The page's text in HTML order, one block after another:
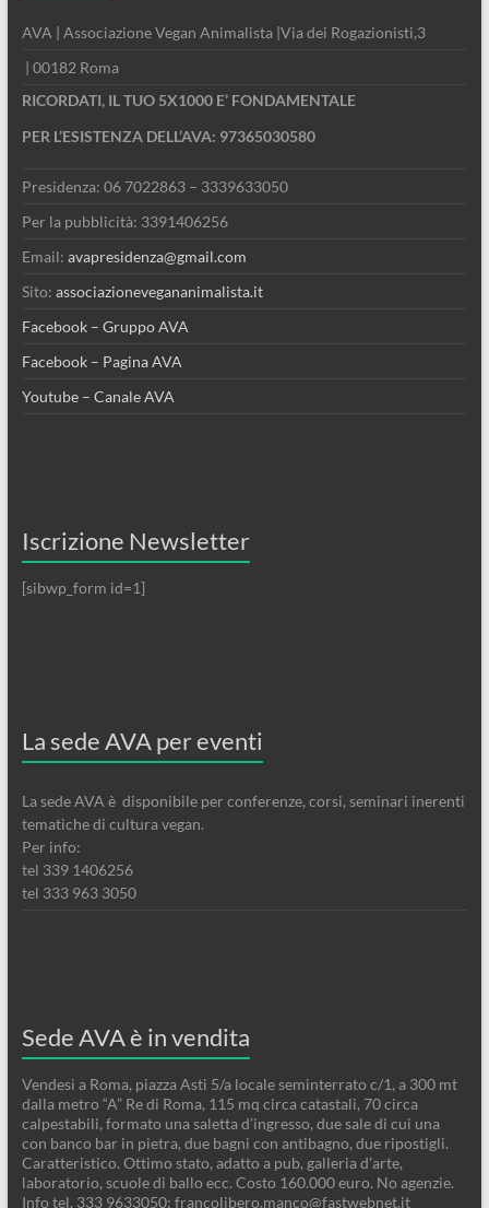
AVA | Associazione Vegan Animalista |Via dei Rogazionisti,3
| 00182 Roma
RICORDATI, IL TUO 5X1000 E’ FONDAMENTALE
PER L’ESISTENZA DELL’AVA: 97365030580
Presidenza: 06 7022863 – 3339633050
Per la pubblicità: 3391406256
Email: avapresidenza@gmail.com
Sito: associazionevegananimalista.it
Facebook – Gruppo AVA
Facebook – Pagina AVA
Youtube – Canale AVA
Iscrizione Newsletter
[sibwp_form id=1]
La sede AVA per eventi
La sede AVA è disponibile per conferenze, corsi, seminari inerenti
tematiche di cultura vegan.
Per info:
tel 339 1406256
tel 333 963 3050
Sede AVA è in vendita
Vendesi a Roma, piazza Asti 5/a locale seminterrato c/1, a 300 mt
dalla metro “A” Re di Roma, 115 mq circa catastali, 70 circa
calpestabili, formato una saletta d’ingresso, due sale di cui una
con banco bar in pietra, due bagni con antibagno, due ripostigli.
Caratteristico. Ottimo stato, adatto a pub, galleria d’arte,
laboratorio, scuole di ballo ecc. Costo 160.000 euro. No agenzie.
Info tel. 333 9633050; francolibero.manco@fastwebnet.it